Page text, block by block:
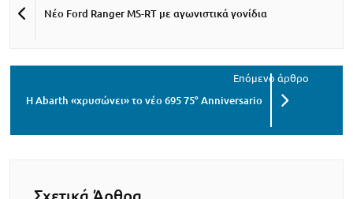
Νέο Ford Ranger MS-RT με αγωνιστικά γονίδια
Η Abarth «χρυσώνει» το νέο 695 75° Anniversario